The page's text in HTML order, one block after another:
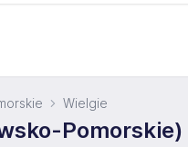
Wielgie
Pomorskie)